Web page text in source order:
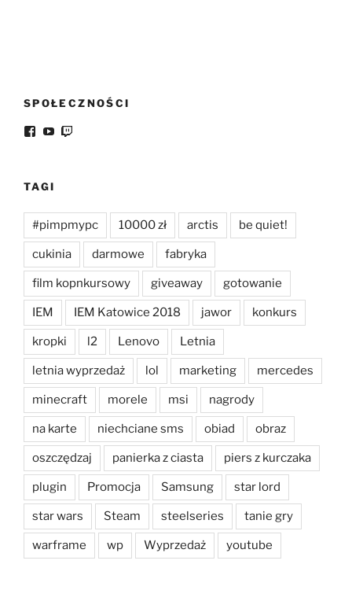
SPOŁECZNOŚCI
Facebook
YouTube
TAGI
#pimpmypc 10000 zł arctis be quiet!
cukinia darmowe fabryka
film kopnkursowy giveaway gotowanie
IEM IEM Katowice 2018 jawor konkurs
kropki l2 Lenovo Letnia
letnia wyprzedaż lol marketing mercedes
minecraft morele msi nagrody
na karte niechciane sms obiad obraz
oszczędzaj panierka z ciasta piers z kurczaka
plugin Promocja Samsung star lord
star wars Steam steelseries tanie gry
warframe wp Wyprzedaż youtube